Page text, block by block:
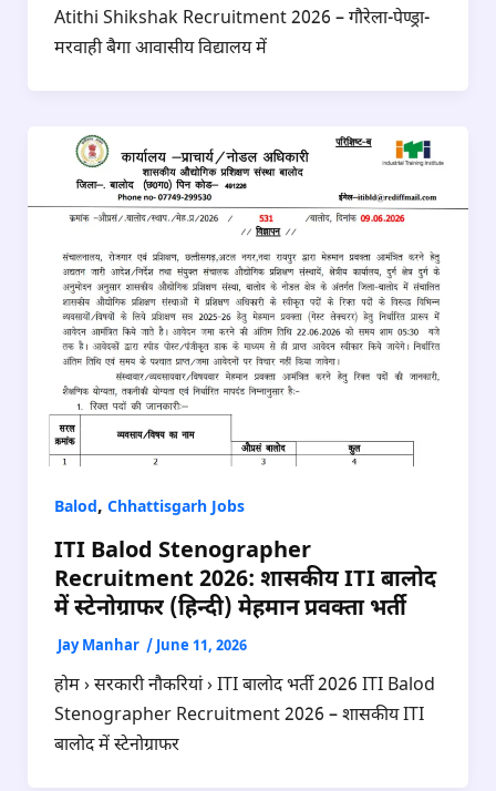
Atithi Shikshak Recruitment 2026 – गौरेला-पेण्ड्रा-
मरवाही बैगा आवासीय विद्यालय में
Balod, Chhattisgarh Jobs
ITI Balod Stenographer
Recruitment 2026: शासकीय ITI बालोद
में स्टेनोग्राफर (हिन्दी) मेहमान प्रवक्ता भर्ती
Jay Manhar / June 11, 2026
होम › सरकारी नौकरियां › ITI बालोद भर्ती 2026 ITI Balod
Stenographer Recruitment 2026 – शासकीय ITI
बालोद में स्टेनोग्राफर